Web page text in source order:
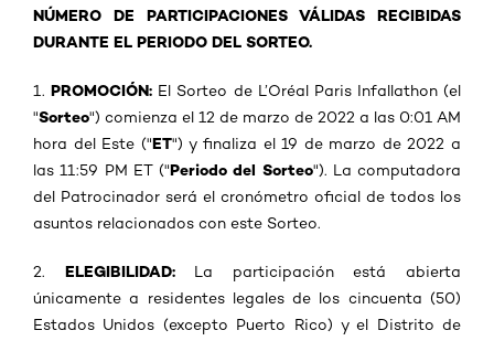
NÚMERO DE PARTICIPACIONES VÁLIDAS RECIBIDAS
DURANTE EL PERIODO DEL SORTEO.
1.PROMOCIÓN: El Sorteo de L’Oréal Paris Infallathon (el
"Sorteo") comienza el 12 de marzo de 2022 a las 0:01 AM
hora del Este ("ET") y finaliza el 19 de marzo de 2022 a
las 11:59 PM ET ("Periodo del Sorteo"). La computadora
del Patrocinador será el cronómetro oficial de todos los
asuntos relacionados con este Sorteo.
2. ELEGIBILIDAD:La participación está abierta
únicamente a residentes legales de los cincuenta (50)
Estados Unidos (excepto Puerto Rico) y el Distrito de